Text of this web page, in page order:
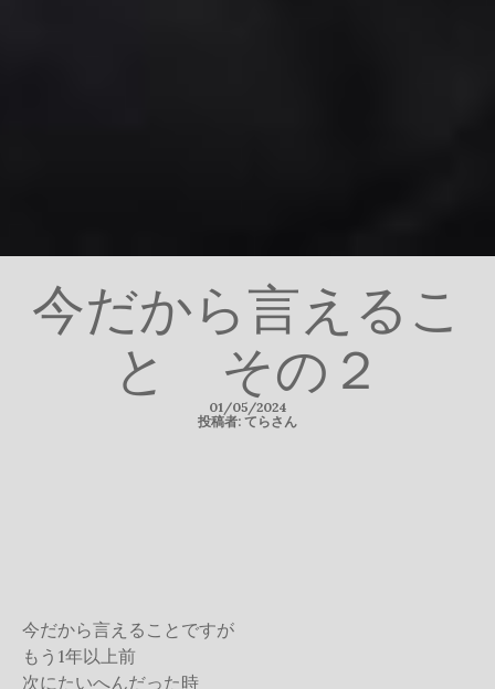
今だから言えるこ
と その２
01/05/2024
投稿者: てらさん
今だから言えることですが
もう1年以上前
次にたいへんだった時